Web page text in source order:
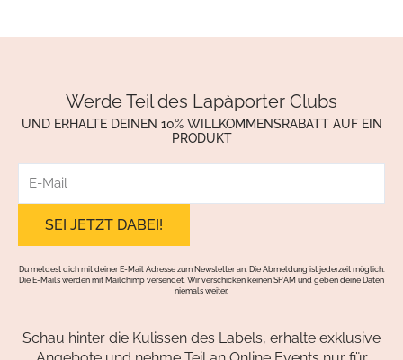
Werde Teil des Lapàporter Clubs
UND ERHALTE DEINEN 10% WILLKOMMENSRABATT AUF EIN
PRODUKT
Mail
Du meldest dich mit deiner E-Mail Adresse zum Newsletter an. Die Abmeldung ist jederzeit möglich.
Die E-Mails werden mit Mailchimp versendet. Wir verschicken keinen SPAM und geben deine Daten
niemals weiter.
Schau hinter die Kulissen des Labels, erhalte exklusive